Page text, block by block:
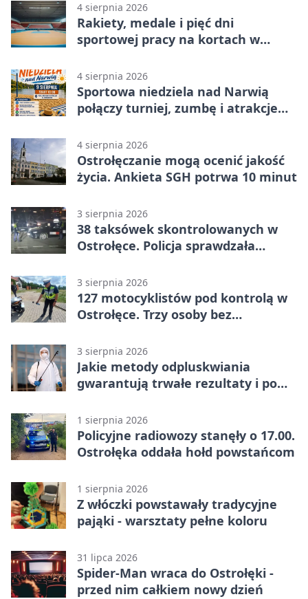
4 sierpnia 2026
Rakiety, medale i pięć dni
sportowej pracy na kortach w
4 sierpnia 2026
Sportowa niedziela nad Narwią
połączy turniej, zumbę i atrakcje
4 sierpnia 2026
Ostrołęczanie mogą ocenić jakość
życia. Ankieta SGH potrwa 10 minut
3 sierpnia 2026
38 taksówek skontrolowanych w
Ostrołęce. Policja sprawdzała
3 sierpnia 2026
127 motocyklistów pod kontrolą w
Ostrołęce. Trzy osoby bez
3 sierpnia 2026
Jakie metody odpluskwiania
gwarantują trwałe rezultaty i po
wykonawcę?
1 sierpnia 2026
Policyjne radiowozy stanęły o 17.00.
Ostrołęka oddała hołd powstańcom
1 sierpnia 2026
Z włóczki powstawały tradycyjne
pająki - warsztaty pełne koloru
31 lipca 2026
Spider-Man wraca do Ostrołęki -
przed nim całkiem nowy dzień